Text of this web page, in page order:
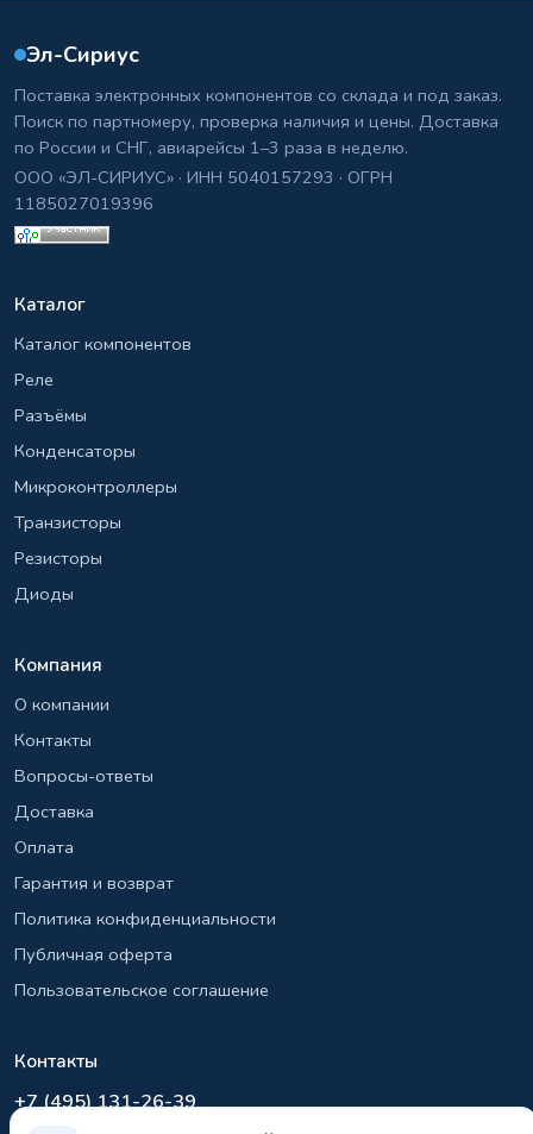
Эл-Сириус
Поставка электронных компонентов со склада и под заказ.
Поиск по партномеру, проверка наличия и цены. Доставка
по России и СНГ, авиарейсы 1–3 раза в неделю.
ООО «ЭЛ-СИРИУС» · ИНН 5040157293 · ОГРН
1185027019396
Каталог
Каталог компонентов
Реле
Разъёмы
Конденсаторы
Микроконтроллеры
Транзисторы
Резисторы
Диоды
Компания
О компании
Контакты
Вопросы-ответы
Доставка
Оплата
Гарантия и возврат
Политика конфиденциальности
Публичная оферта
Пользовательское соглашение
Контакты
+7 (495) 131-26-39